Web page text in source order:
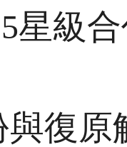
5星級
與復